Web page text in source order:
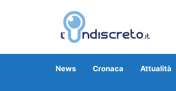
News Cronaca Attualità